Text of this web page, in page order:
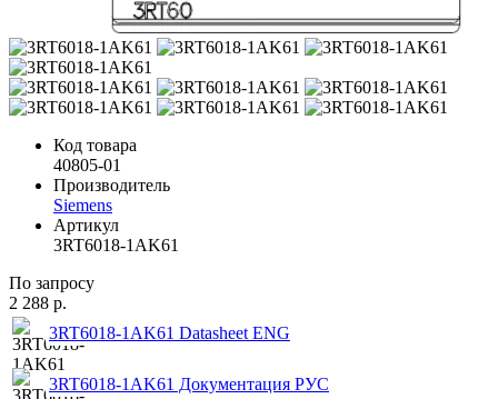
Код товара
40805-01
Производитель
Siemens
Артикул
3RT6018-1AK61
По запросу
2 288 р.
3RT6018-1AK61 Datasheet ENG
3RT6018-1AK61 Документация РУС